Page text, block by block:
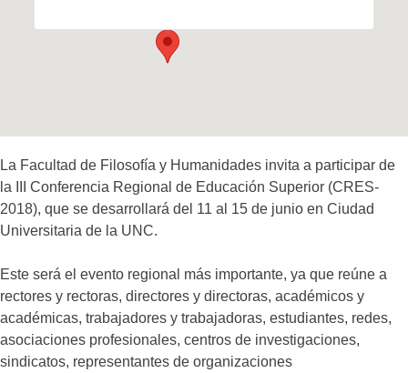
La Facultad de Filosofía y Humanidades invita a participar de
la III Conferencia Regional de Educación Superior (CRES-
2018), que se desarrollará del 11 al 15 de junio en Ciudad
Universitaria de la UNC.
Este será el evento regional más importante, ya que reúne a
rectores y rectoras, directores y directoras, académicos y
académicas, trabajadores y trabajadoras, estudiantes, redes,
asociaciones profesionales, centros de investigaciones,
sindicatos, representantes de organizaciones